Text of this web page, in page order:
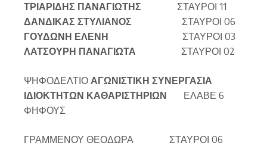
ΤΡΙΑΡΙΔΗΣ ΠΑΝΑΓΙΩΤΗΣ ΣΤΑΥΡΟΙ 11
ΔΑΝΔΙΚΑΣ ΣΤΥΛΙΑΝΟΣ
ΣΤΑΥΡΟΙ 06
ΓΟΥΔΩΝΗ ΕΛΕΝΗ
ΣΤΑΥΡΟΙ 03
ΛΑΤΣΟΥΡΗ ΠΑΝΑΓΙΩΤΑ ΣΤΑΥΡΟΙ 02
ΨΗΦΟΔΕΛΤΙΟ ΑΓΩΝΙΣΤΙΚΗ ΣΥΝΕΡΓΑΣΙΑ
ΙΔΙΟΚΤΗΤΩΝ ΚΑΘΑΡΙΣΤΗΡΙΩΝ ΕΛΑΒΕ 6
ΦΗΦΟΥΣ
ΓΡΑΜΜΕΝΟΥ ΘΕΟΔΩΡΑ ΣΤΑΥΡΟΙ 06